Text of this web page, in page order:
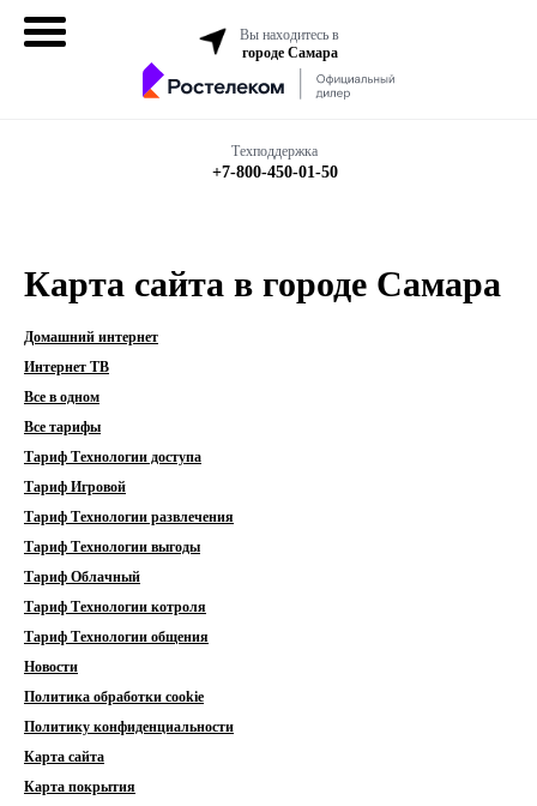
Вы находитесь в
городе Самара
Техподдержка
+7-800-450-01-50
Бизнесу
Подключить
Карта сайта в городе Самара
Домашний интернет
Интернет ТВ
Все в одном
Все тарифы
Тариф Технологии доступа
Тариф Игровой
Тариф Технологии развлечения
Тариф Технологии выгоды
Тариф Облачный
Тариф Технологии котроля
Тариф Технологии общения
Новости
Политика обработки cookie
Политику конфиденциальности
Карта сайта
Карта покрытия